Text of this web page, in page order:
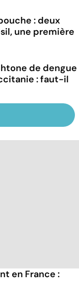
: deux
une première
de dengue
: faut-il
en France :